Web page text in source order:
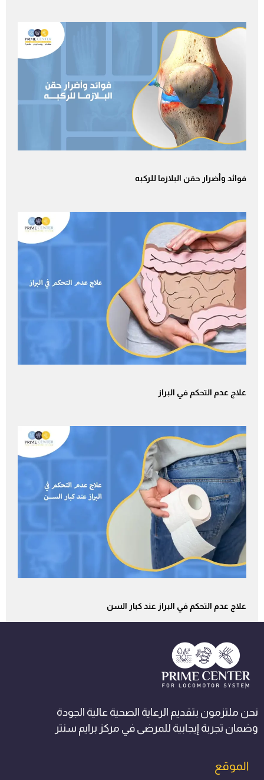
فوائد وأضرار حقن البلازما للركبه
علاج عدم التحكم في البراز
علاج عدم التحكم في البراز عند كبار السن
نحن ملتزمون بتقديم الرعاية الصحية عالية الجودة
وضمان تجربة إيجابية للمرضى في مركز برايم سنتر
الموقع